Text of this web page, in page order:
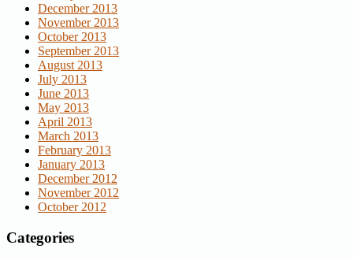
December 2013
November 2013
October 2013
September 2013
August 2013
July 2013
June 2013
May 2013
April 2013
March 2013
February 2013
January 2013
December 2012
November 2012
October 2012
Categories